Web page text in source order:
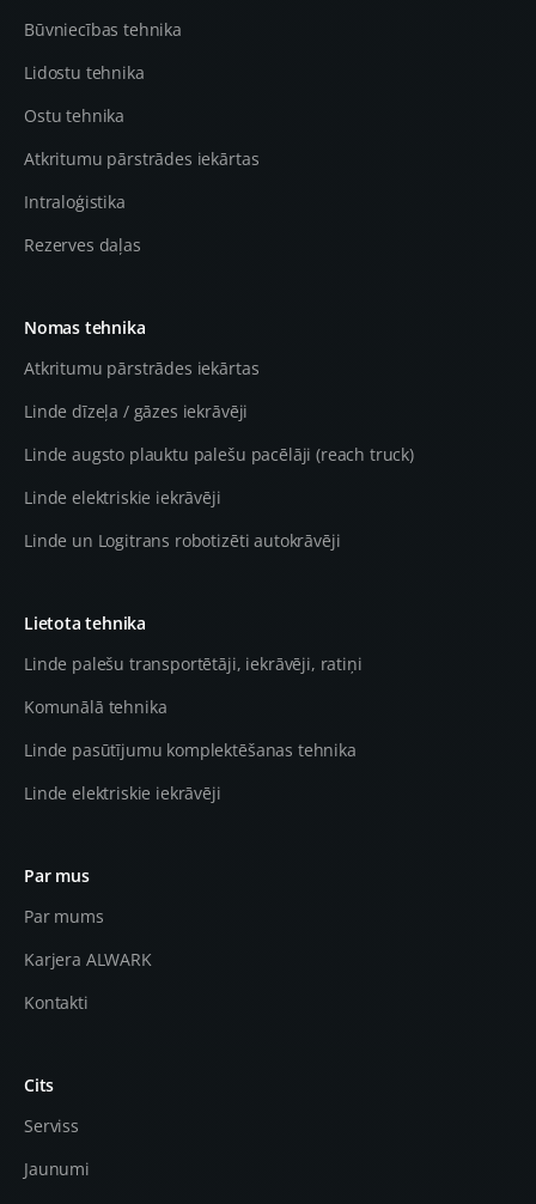
Būvniecības tehnika
Lidostu tehnika
Ostu tehnika
Atkritumu pārstrādes iekārtas
Intraloģistika
Rezerves daļas
Nomas tehnika
Atkritumu pārstrādes iekārtas
Linde dīzeļa / gāzes iekrāvēji
Linde augsto plauktu palešu pacēlāji (reach truck)
Linde elektriskie iekrāvēji
Linde un Logitrans robotizēti autokrāvēji
Lietota tehnika
Linde palešu transportētāji, iekrāvēji, ratiņi
Komunālā tehnika
Linde pasūtījumu komplektēšanas tehnika
Linde elektriskie iekrāvēji
Par mus
Par mums
Karjera ALWARK
Kontakti
Cits
Serviss
Jaunumi